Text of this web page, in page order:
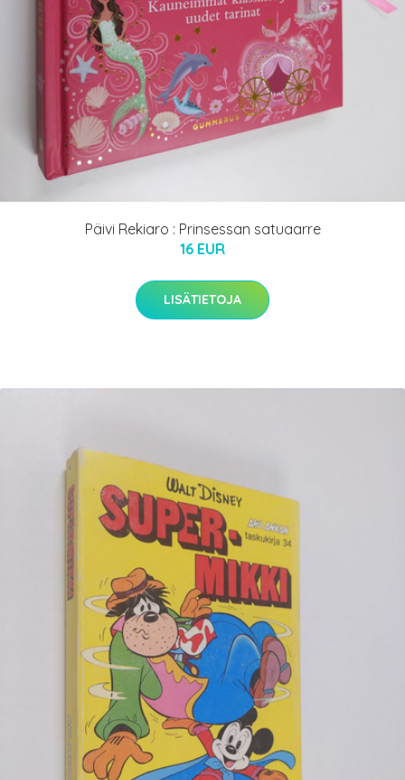
Päivi Rekiaro : Prinsessan satuaarre
16 EUR
LISÄTIETOJA